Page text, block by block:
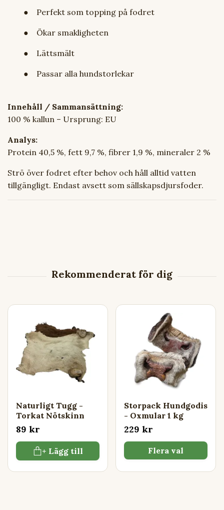
● Perfekt som topping på fodret
● Ökar smakligheten
● Lättsmält
● Passar alla hundstorlekar
Innehåll / Sammansättning:
100 % kallun – Ursprung: EU
Analys:
Protein 40,5 %, fett 9,7 %, fibrer 1,9 %, mineraler 2 %
Strö över fodret efter behov och håll alltid vatten
tillgängligt. Endast avsett som sällskapsdjursfoder.
Naturligt Tugg -
Torkat Nötskinn
89 kr
+ Lägg till
Storpack Hundgodis
- Oxmular 1 kg
229 kr
Flera val